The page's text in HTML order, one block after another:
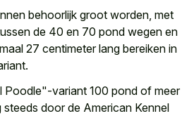
behoorlijk groot worden, met
de 40 en 70 pond wegen en
27 centimeter lang bereiken in
Poodle"-variant 100 pond of meer
door de American Kennel